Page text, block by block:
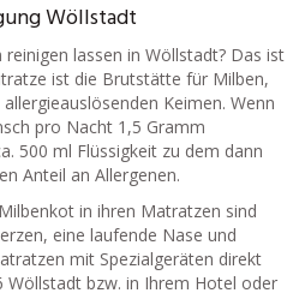
a
v
i
g
t
Wöllstadt
lassen in Wöllstadt? Das ist
ist die Brutstätte für Milben,
Keimen. Wenn
pro Nacht 1,5 Gramm
500 ml Flüssigkeit zu dem dann
Anteil an Allergenen.
in ihren Matratzen sind
eine laufende Nase und
mit Spezialgeräten direkt
Wöllstadt bzw. in Ihrem Hotel oder